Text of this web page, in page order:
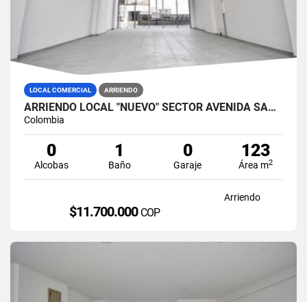
LOCAL COMERCIAL ARRIENDO
ARRIENDO LOCAL "NUEVO" SECTOR AVENIDA SANTANDER, MANIZALES
Colombia
0
Alcobas
1
Baño
0
Garaje
123
Área m2
Arriendo
$11.700.000 COP